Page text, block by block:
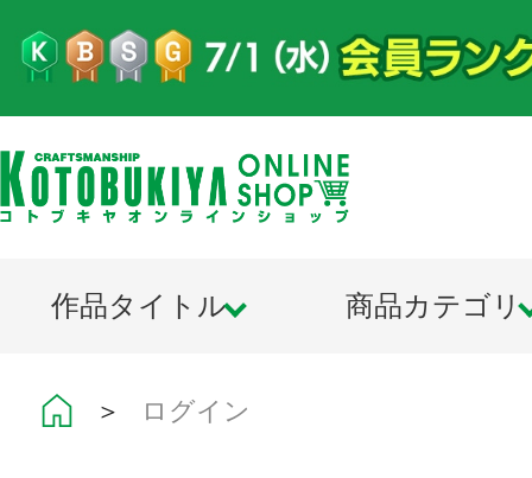
作品タイトル 商品カテゴリ
＞ ログイン